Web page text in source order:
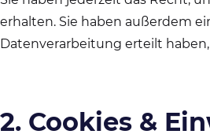
erhalten. Sie haben außerdem
Datenverarbeitung erteilt
2. Cookies &